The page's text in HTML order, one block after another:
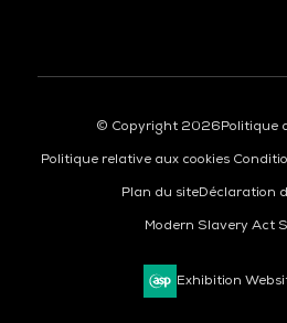
© Copyright 2026Politique
Politique relative aux cookies
Plan du siteDéclaration
Modern Slavery Act
Exhibition